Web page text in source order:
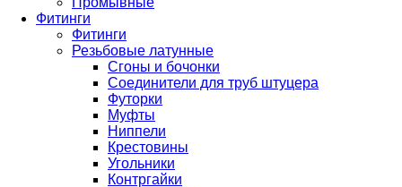
Фитинги
Фитинги
Резьбовые латунные
Сгоны и бочонки
Соединители для труб штуцера
Футорки
Муфты
Ниппели
Крестовины
Угольники
Контргайки